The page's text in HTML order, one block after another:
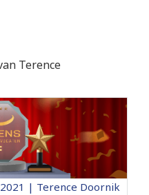
Terence
| Terence Doornik